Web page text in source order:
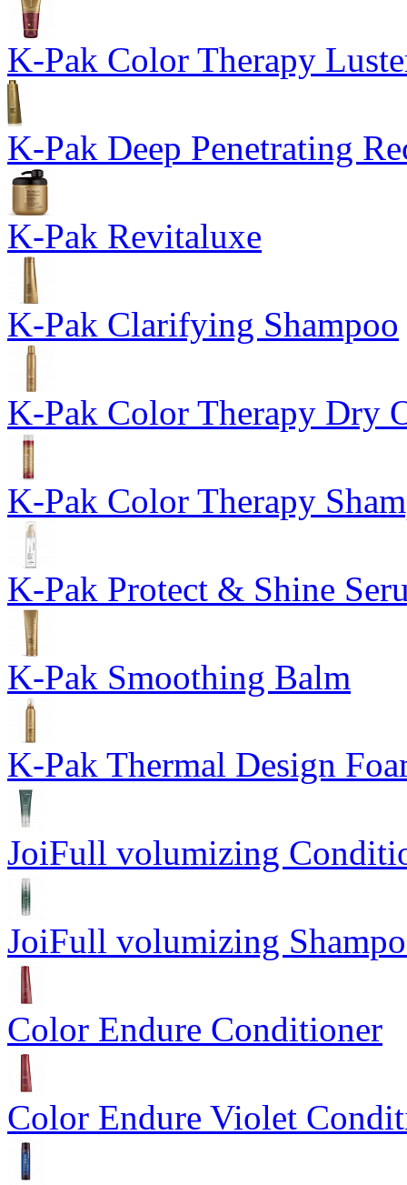
K-Pak Color Therapy
K-Pak Deep Penetrating
K-Pak Revitaluxe
K-Pak Clarifying Shampoo
K-Pak Color Therapy Dry
K-Pak Color Therapy
K-Pak Protect & Shine
K-Pak Smoothing Balm
K-Pak Thermal Design
JoiFull volumizing
JoiFull volumizing
Color Endure Conditioner
Color Endure Violet